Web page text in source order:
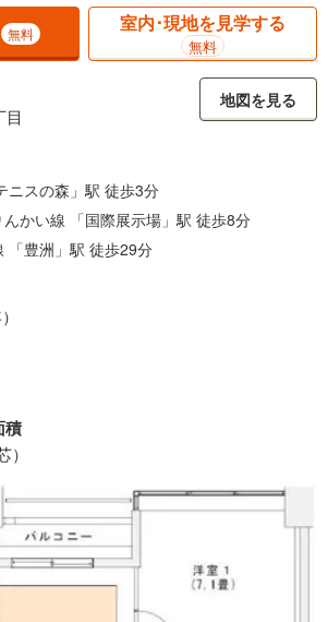
無料 室内･現地を見学する
無料
地図を見る
ニスの森」駅 徒歩3分
かい線 「国際展示場」駅 徒歩8分
「豊洲」駅 徒歩29分
積
）